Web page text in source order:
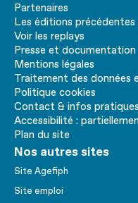
Partenaires
Les éditions
Voir les replays
Presse et documentation
Mentions légales
Traitement des données
Politique cookies
Contact & infos pratiques
Accessibilité :
Plan du site
Nos autres sites
Site Agefiph
Site emploi